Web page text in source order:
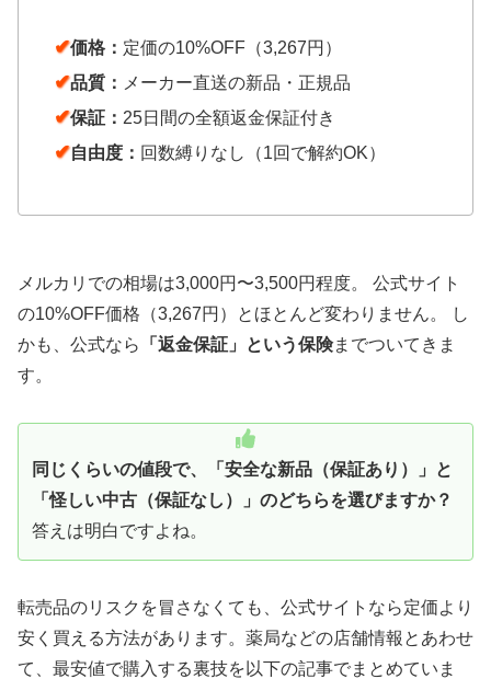
✔価格： 定価の10%OFF（3,267円）
✔品質： メーカー直送の新品・正規品
✔保証： 25日間の全額返金保証付き
✔自由度： 回数縛りなし（1回で解約OK）
メルカリでの相場は3,000円〜3,500円程度。 公式サイト
の10%OFF価格（3,267円）とほとんど変わりません。 し
かも、公式なら
「 返金保証 」という保険までついてきま
す。
同じくらいの値段で、「 安全な新品（保証あり）
」と
「怪しい中古（保証なし）
」のどちらを選びますか？
答えは明白ですよね。
転売品のリスクを冒さなくても、公式サイトなら定価より
安く買える方法があります。薬局などの店舗情報とあわせ
て、最安値で購入する裏技を以下の記事でまとめていま